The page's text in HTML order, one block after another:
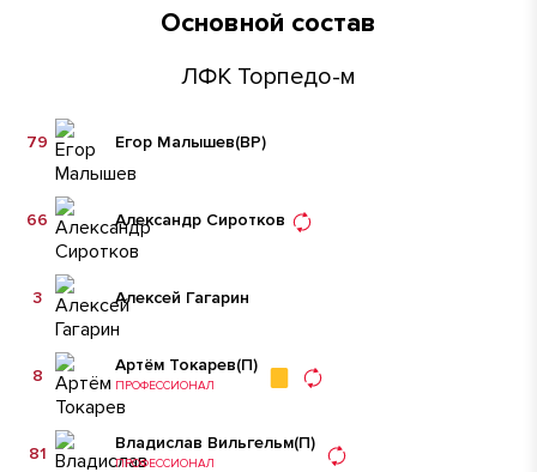
Основной состав
ЛФК Торпедо-м
Егор Малышев(ВР)
79
Александр Сиротков
66
Алексей Гагарин
3
Артём Токарев(П)
ПРОФЕССИОНАЛ
8
Владислав Вильгельм(П)
ПРОФЕССИОНАЛ
81